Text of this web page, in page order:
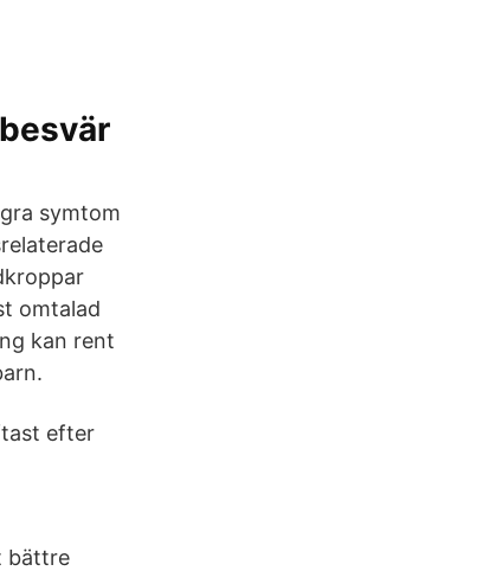
symtom
omtalad
kan rent
efter
bättre